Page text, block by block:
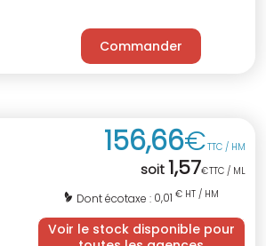
Commander
156,66€TTC / HM
soit1,57€TTC / ML
Dont écotaxe : 0,01 € HT / HM
Voir le stock disponible pour